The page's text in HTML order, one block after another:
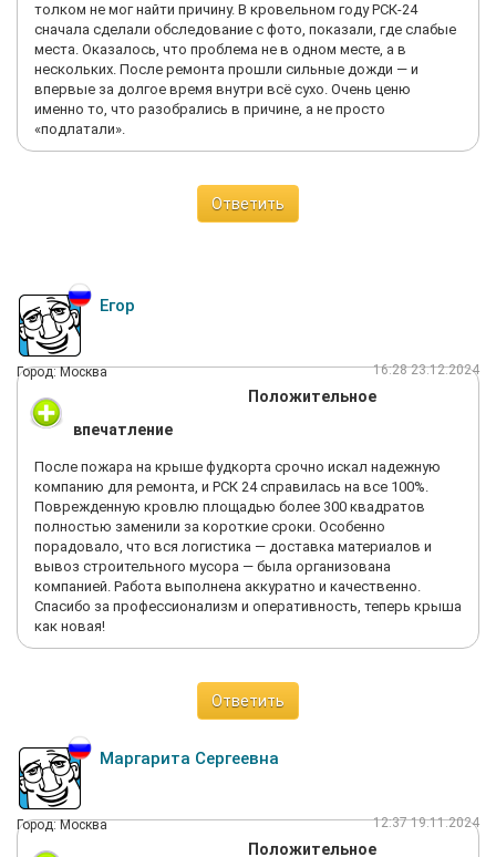
толком не мог найти причину. В кровельном году РСК-24
сначала сделали обследование с фото, показали, где слабые
места. Оказалось, что проблема не в одном месте, а в
нескольких. После ремонта прошли сильные дожди — и
впервые за долгое время внутри всё сухо. Очень ценю
именно то, что разобрались в причине, а не просто
«подлатали».
Ответить
Егор
Город: Москва 16:28 23.12.2024
Положительное
впечатление
После пожара на крыше фудкорта срочно искал надежную
компанию для ремонта, и РСК 24 справилась на все 100%.
Поврежденную кровлю площадью более 300 квадратов
полностью заменили за короткие сроки. Особенно
порадовало, что вся логистика — доставка материалов и
вывоз строительного мусора — была организована
компанией. Работа выполнена аккуратно и качественно.
Спасибо за профессионализм и оперативность, теперь крыша
как новая!
Ответить
Маргарита Сергеевна
Город: Москва 12:37 19.11.2024
Положительное